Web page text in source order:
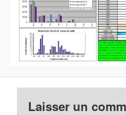
Laisser un